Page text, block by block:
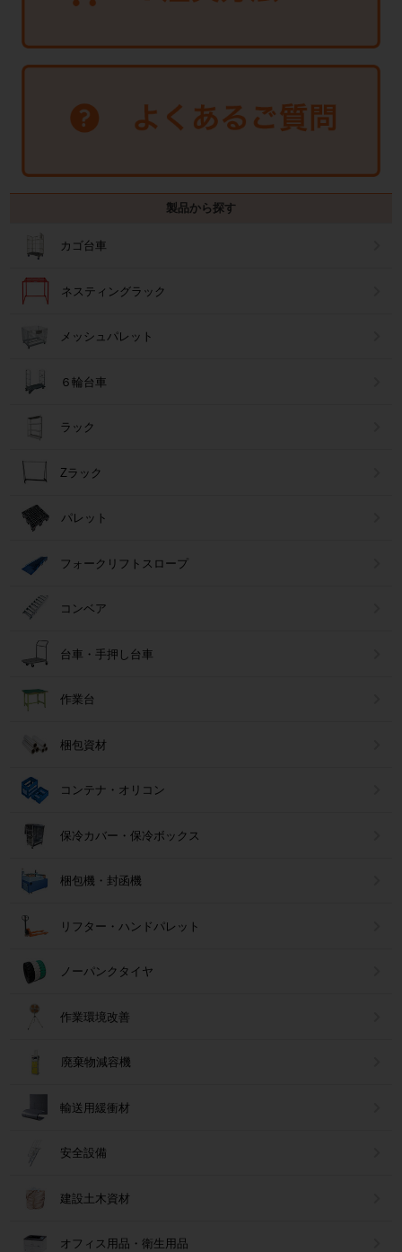
製品から探す
カゴ台車
ネスティングラック
メッシュパレット
６輪台車
ラック
Zラック
パレット
フォークリフトスロープ
コンベア
台車・手押し台車
作業台
梱包資材
コンテナ・オリコン
保冷カバー・保冷ボックス
梱包機・封函機
リフター・ハンドパレット
ノーパンクタイヤ
作業環境改善
廃棄物減容機
輸送用緩衝材
安全設備
建設土木資材
オフィス用品・衛生用品